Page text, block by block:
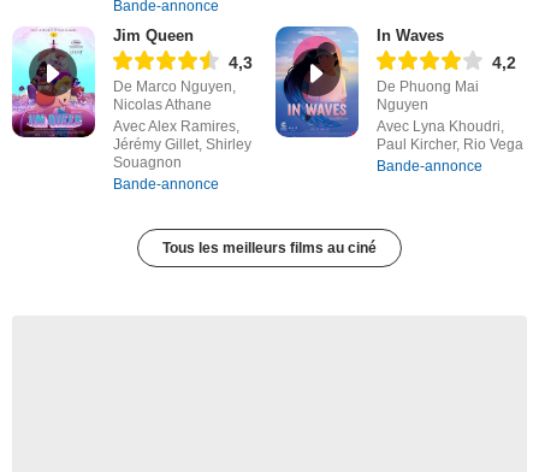
Bande-annonce
Jim Queen
4,3
De Marco Nguyen,
Nicolas Athane
Avec Alex Ramires,
Jérémy Gillet, Shirley
Souagnon
Bande-annonce
In Waves
4,2
De Phuong Mai
Nguyen
Avec Lyna Khoudri,
Paul Kircher, Rio Vega
Bande-annonce
Tous les meilleurs films au ciné